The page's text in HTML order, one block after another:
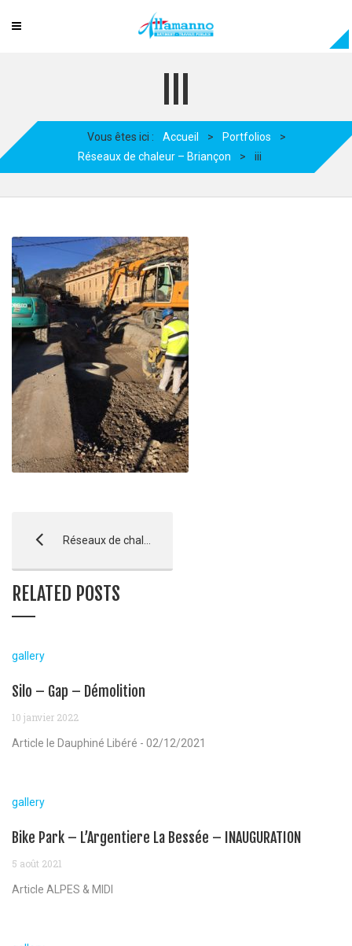
Vous êtes ici : Accueil > Portfolios
>
Réseaux de chaleur – Briançon
> iii
Réseaux de chaleur – Briançon
RELATED POSTS
gallery
Silo – Gap – Démolition
10 janvier 2022
Article le Dauphiné Libéré - 02/12/2021
gallery
Bike Park – L’Argentiere La Bessée – INAUGURATION
5 août 2021
Article ALPES & MIDI